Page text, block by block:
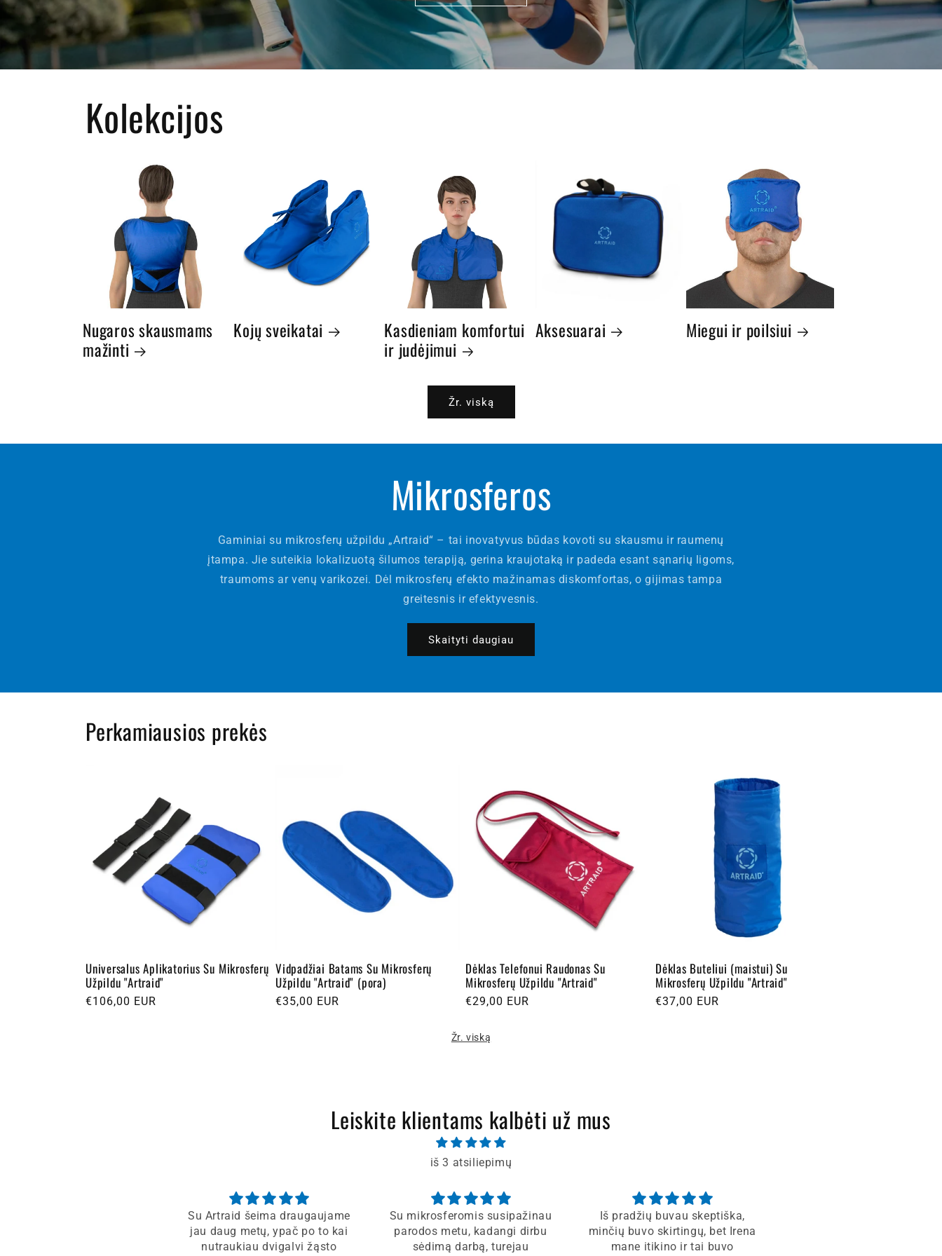
Kolekcijos
Nugaros skausmams
mažinti
Kojų sveikatai
Kasdieniam komfortui
ir judėjimui
Aksesuarai Miegui ir poilsiui
Žr. viską
Mikrosferos
Gaminiai su mikrosferų užpildu „Artraid“ – tai inovatyvus būdas kovoti su skausmu ir raumenų
įtampa. Jie suteikia lokalizuotą šilumos terapiją, gerina kraujotaką ir padeda esant sąnarių ligoms,
traumoms ar venų varikozei. Dėl mikrosferų efekto mažinamas diskomfortas, o gijimas tampa
greitesnis ir efektyvesnis.
Skaityti daugiau
Perkamiausios prekės
Universalus Aplikatorius Su Mikrosferų
Užpildu "Artraid"
Įprasta
€106,00 EUR
Vidpadžiai Batams Su Mikrosferų
Užpildu "Artraid" (pora)
Įprasta
€35,00 EUR
Dėklas Telefonui Raudonas Su
Mikrosferų Užpildu "Artraid"
Įprasta
€29,00 EUR
Dėklas Buteliui (maistui) Su
Mikrosferų Užpildu "Artraid"
Įprasta
€37,00 EUR
Žr. viską
Leiskite klientams kalbėti už mus
iš 3 atsiliepimų
Su Artraid šeima draugaujame
jau daug metų, ypač po to kai
nutraukiau dvigalvi žąsto
Su mikrosferomis susipažinau
parodos metu, kadangi dirbu
sėdimą darbą, turejau
Iš pradžių buvau skeptiška,
minčių buvo skirtingų, bet Irena
mane itikino ir tai buvo